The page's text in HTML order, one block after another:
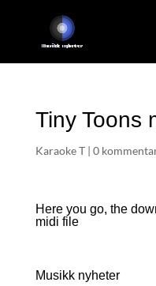
Tiny Toons
Karaoke T| 0
Here you go, the
midi file
Musikk nyheter